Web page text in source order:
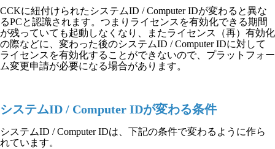
CCKに紐付けられたシステムID / Computer IDが変わると異な
るPCと認識されます。つまりライセンスを有効化できる期間
が残っていても起動しなくなり、またライセンス（再）有効化
の際などに、変わった後のシステムID / Computer IDに対して
ライセンスを有効化することができないので、プラットフォー
ム変更申請が必要になる場合があります。
システムID / Computer IDが変わる条件
システムID / Computer IDは、下記の条件で変わるように作ら
れています。